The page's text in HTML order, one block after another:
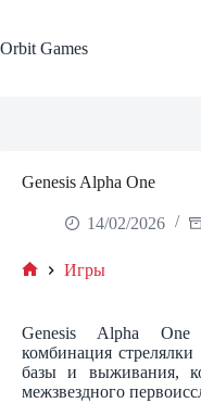
content
Orbit Games
Genesis Alpha One
14/02/2026
Игры
Genesis Alpha
комбинация
базы и выживания,
межзвездного